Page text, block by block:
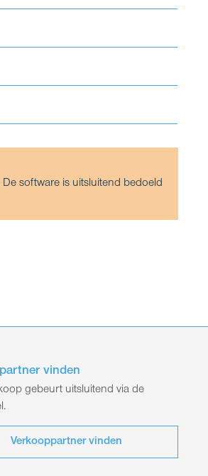
software is uitsluitend bedoeld
vinden
gebeurt uitsluitend via de
Verkooppartner vinden